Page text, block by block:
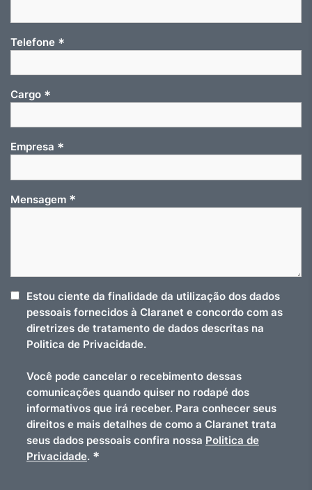
Telefone *
Cargo *
Empresa *
Mensagem *
Estou ciente da finalidade da utilização dos dados
pessoais fornecidos à Claranet e concordo com as
diretrizes de tratamento de dados descritas na
Politica de Privacidade.
Você pode cancelar o recebimento dessas
comunicações quando quiser no rodapé dos
informativos que irá receber. Para conhecer seus
direitos e mais detalhes de como a Claranet trata
seus dados pessoais confira nossa Politica de
Privacidade. *